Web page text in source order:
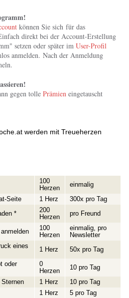
können Sie sich für das
direkt bei der Account-Erstellung
setzen oder später im User-Profil
anmelden. Nach der Anmeldung
gegen tolle Prämien eingetauscht
werden mit Treueherzen
100
Herzen
einmalig
Seite
1 Herz
300x pro Tag
*
200
Herzen
pro Freund
100
Herzen
einmalig, pro
Newsletter
eines
1 Herz
50x pro Tag
oder
0
Herzen
10 pro Tag
1 Herz
10 pro Tag
1 Herz 5 pro Tag